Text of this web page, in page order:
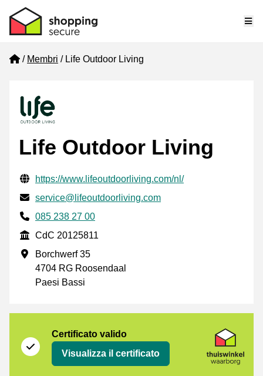
Home
Membri Life Outdoor Living
Life Outdoor Living
Informazioni di contatto verificate
Website URL
https://www.lifeoutdoorliving.com/nl/
Mail
service@lifeoutdoorliving.com
Phone number
085 238 27 00
CdC
CdC 20125811
Indirizzo commerciale
Borchwerf 35
4704 RG Roosendaal
Paesi Bassi
Certificato valido
Visualizza il certificato